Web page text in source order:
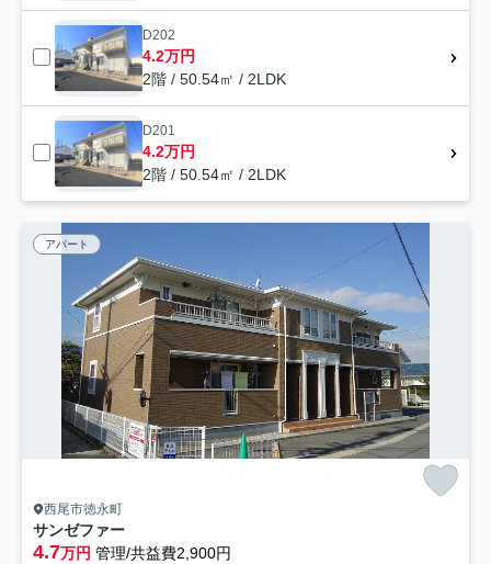
D202
4.2万円
2階 / 50.54㎡ / 2LDK
D201
4.2万円
2階 / 50.54㎡ / 2LDK
アパート
西尾市徳永町
サンゼファー
4.7万円 管理/共益費2,900円